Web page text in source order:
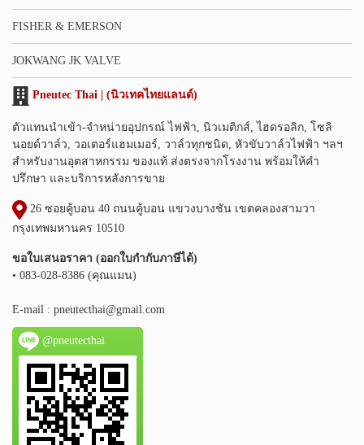
FISHER & EMERSON
JOKWANG JK VALVE
Pneutec Thai | (นิวเทคไทยแลนด์)
ตัวแทนนำเข้า-จำหน่ายอุปกรณ์ ไฟฟ้า, นิวเมติกส์, ไฮดรอลิก, โซลิ
นอยด์วาล์ว, วอเตอร์แฮมเมอร์, วาล์วทุกชนิด, หัวขับวาล์วไฟฟ้า ฯลฯ
สำหรับงานอุตสาหกรรม ของแท้ ส่งตรงจากโรงงาน พร้อมให้คำ
ปรึกษา และบริการหลังการขาย
26 ซอยคู้บอน 40 ถนนคู้บอน แขวงบางชัน เขตคลองสามวา
กรุงเทพมหานคร 10510
ขอใบเสนอราคา (ออกใบกำกับภาษีได้)
• 083-028-8386 (คุณแมน)
E-mail : pneutecthai@gmail.com
@pneutecthai